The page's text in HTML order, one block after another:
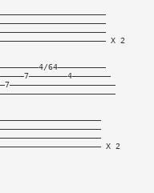
X 2
64——————————
X 2